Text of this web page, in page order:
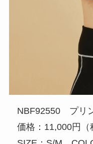
NBF92550 プリ
価格：11,000円（